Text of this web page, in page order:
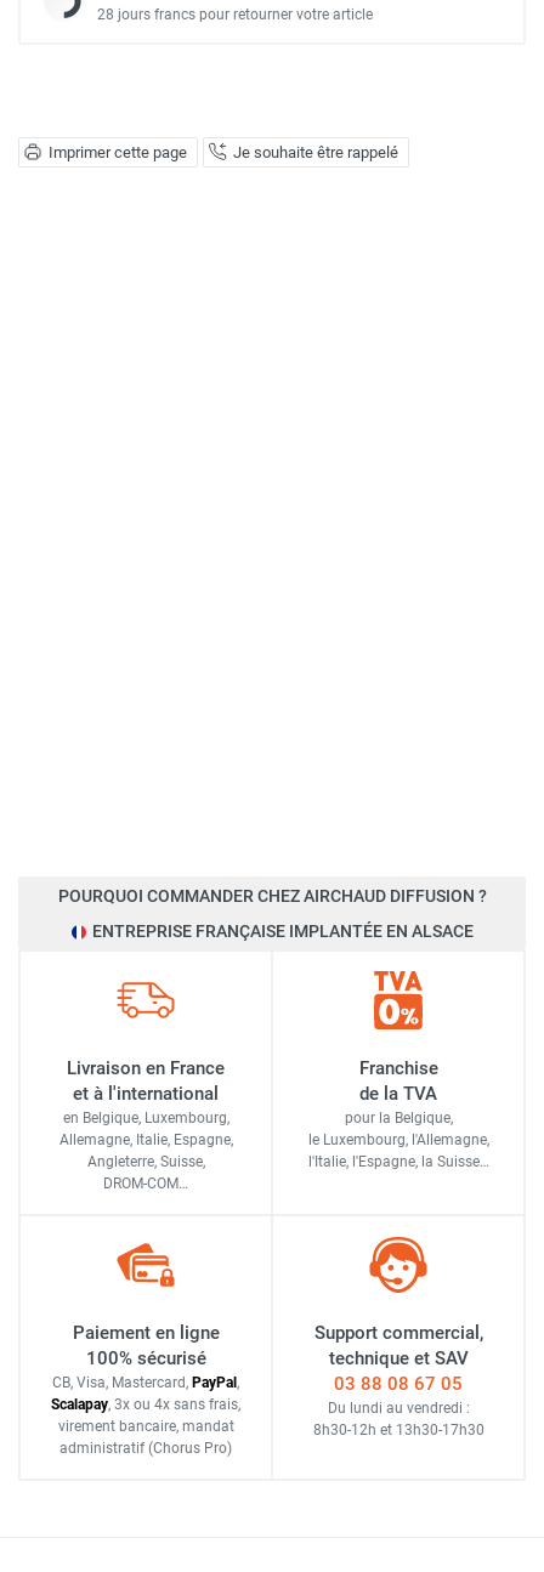
Imprimer cette page Je souhaite être rappelé
28 jours francs pour retourner votre article
POURQUOI COMMANDER CHEZ AIRCHAUD DIFFUSION ?
ENTREPRISE FRANÇAISE IMPLANTÉE EN ALSACE
Livraison en France
et à l'international
en Belgique, Luxembourg,
Allemagne, Italie, Espagne,
Angleterre, Suisse,
DROM-COM…
Franchise
de la TVA
pour la Belgique,
le Luxembourg, l'Allemagne,
l'Italie, l'Espagne, la Suisse…
Paiement en ligne
100% sécurisé
CB, Visa, Mastercard, PayPal ,
Scalapay, 3x ou 4x sans frais,
virement bancaire, mandat
administratif (Chorus Pro)
Support commercial,
technique et SAV
03 88 08 67 05
Du lundi au vendredi :
8h30-12h et 13h30-17h30